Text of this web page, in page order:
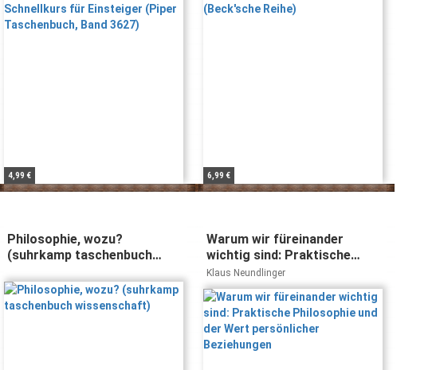
4,99 € 6,99 €
Philosophie, wozu?
(suhrkamp taschenbuch
Warum wir füreinander
wichtig sind: Praktische
Philosophie und der Wert
persönlicher Beziehungen
Klaus Neundlinger